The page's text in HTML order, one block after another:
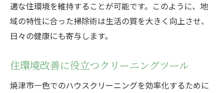
適な住環境を維持することが可能です。このように、地
域の特性に合った掃除術は生活の質を大きく向上させ、
日々の健康にも寄与します。
住環境改善に役立つクリーニングツール
焼津市一色でのハウスクリーニングを効率化するために